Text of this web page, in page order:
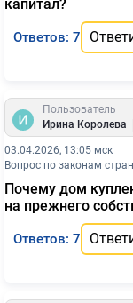
капитал?
Ответов: 7
Пользователь
Ирина Королева
03.04.2026, 13:05 мск
Вопрос по законам
Почему дом
на прежнего
Ответов: 7